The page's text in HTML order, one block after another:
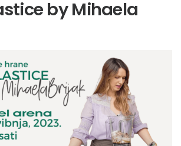
by Mihaela